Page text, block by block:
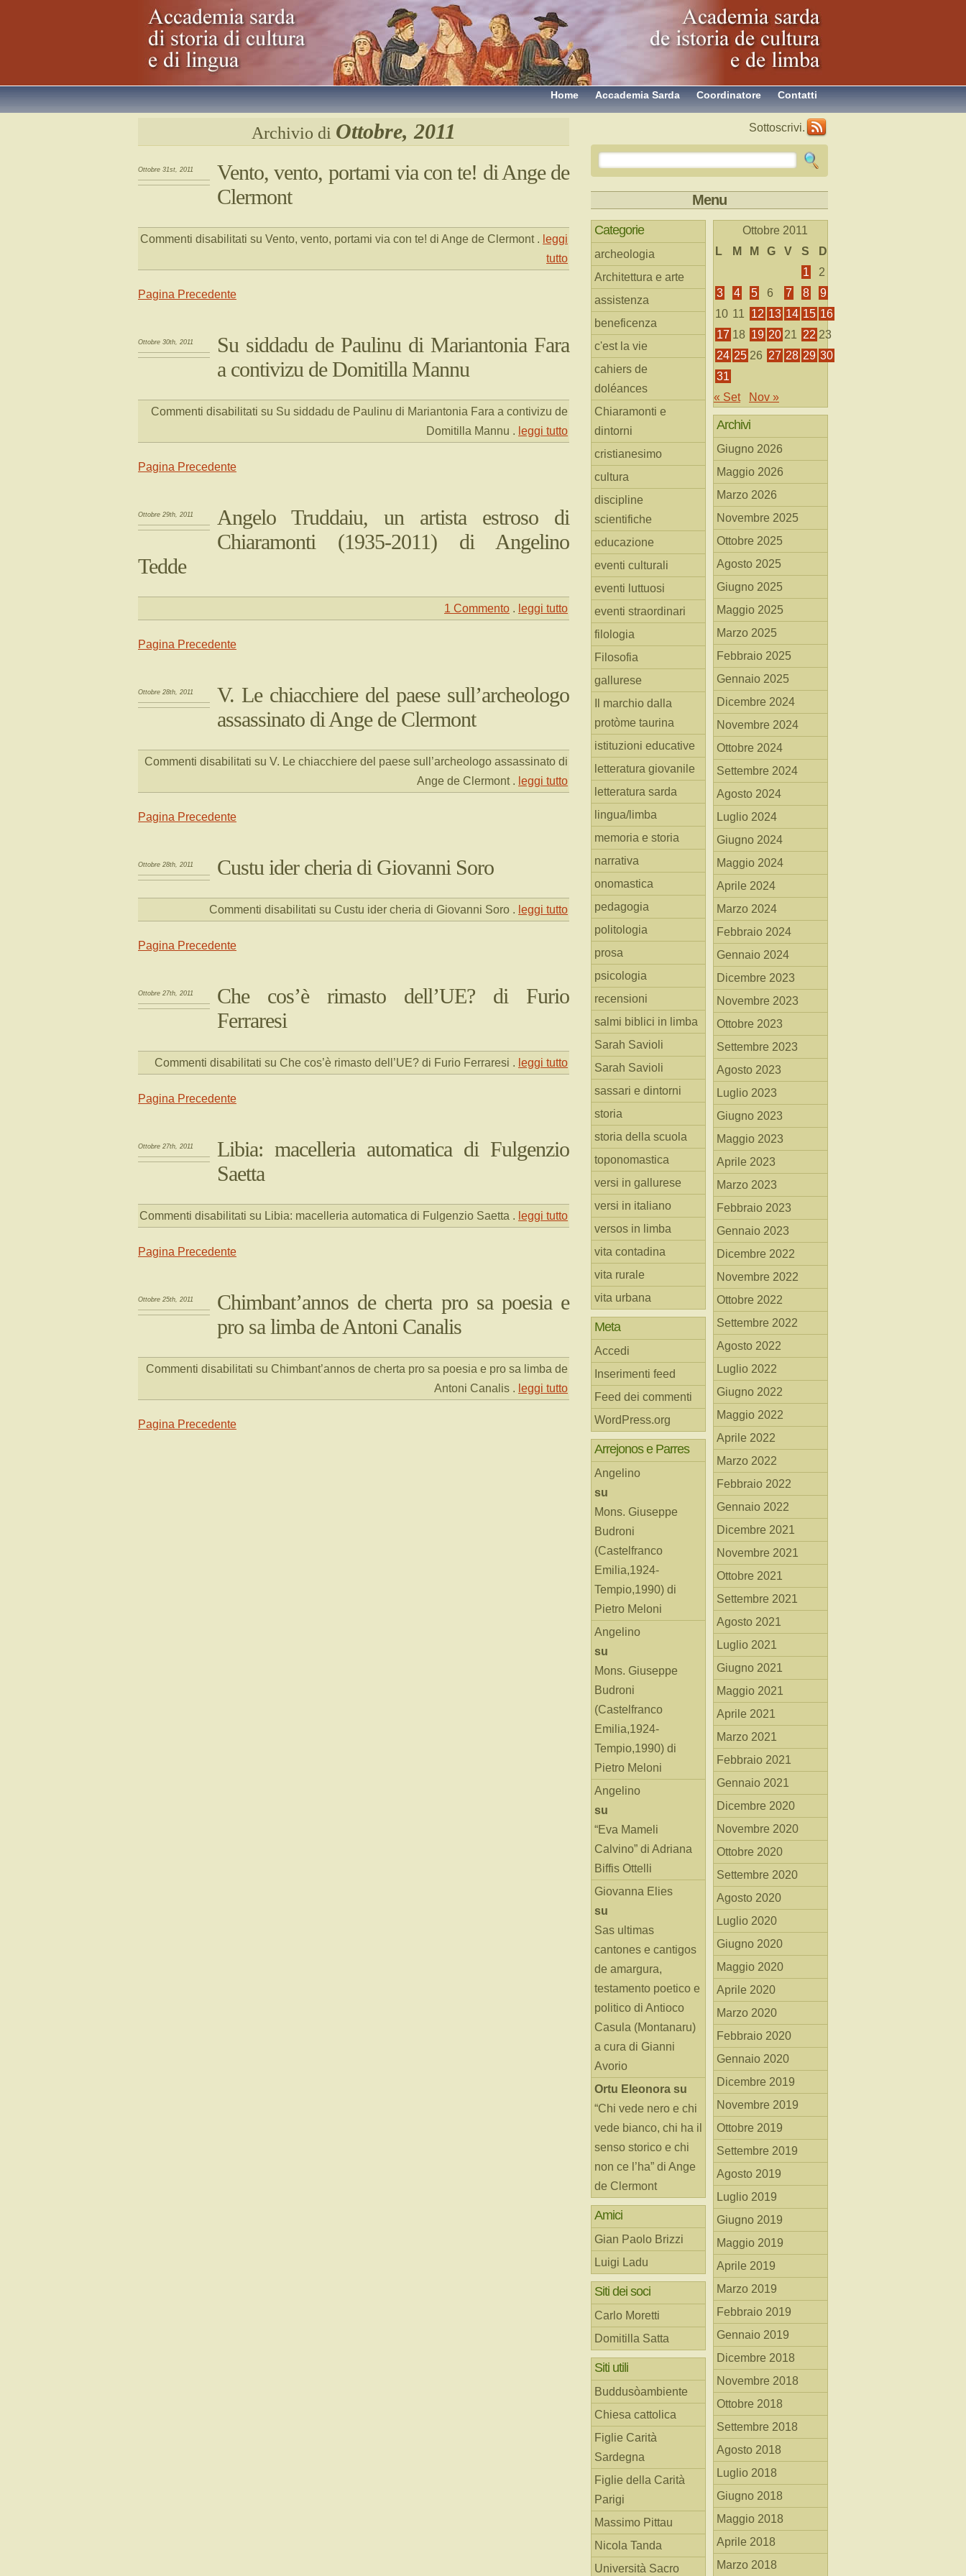
Contatti
Coordinatore
Accademia Sarda
Home
Archivio di Ottobre, 2011
Ottobre 31st, 2011
Vento, vento, portami via con te! di Ange de
Clermont
Commenti disabilitati su Vento, vento, portami via con te! di Ange de Clermont. leggi
tutto
Pagina Precedente
Ottobre 30th, 2011
Su siddadu de Paulinu di Mariantonia Fara
a contivizu de Domitilla Mannu
Commenti disabilitati su Su siddadu de Paulinu di Mariantonia Fara a contivizu de
Domitilla Mannu . leggi tutto
Pagina Precedente
Ottobre 29th, 2011
Angelo Truddaiu, un artista estroso di
Chiaramonti (1935-2011) di Angelino
Tedde
1 Commento . leggi tutto
Pagina Precedente
Ottobre 28th, 2011
V. Le chiacchiere del paese sull’archeologo
assassinato di Ange de Clermont
Commenti disabilitati su V. Le chiacchiere del paese sull’archeologo assassinato di
Ange de Clermont. leggi tutto
Pagina Precedente
Ottobre 28th, 2011 Custu ider cheria di Giovanni Soro
Commenti disabilitati su Custu ider cheria di Giovanni Soro . leggi tutto
Pagina Precedente
Ottobre 27th, 2011
Che cos’è rimasto dell’UE? di Furio
Ferraresi
Commenti disabilitati su Che cos’è rimasto dell’UE? di Furio Ferraresi . leggi tutto
Pagina Precedente
Ottobre 27th, 2011
Libia: macelleria automatica di Fulgenzio
Saetta
Commenti disabilitati su Libia: macelleria automatica di Fulgenzio Saetta . leggi tutto
Pagina Precedente
Ottobre 25th, 2011
Chimbant’annos de cherta pro sa poesia e
pro sa limba de Antoni Canalis
Commenti disabilitati su Chimbant’annos de cherta pro sa poesia e pro sa limba de
Antoni Canalis . leggi tutto
Pagina Precedente
Sottoscrivi.
Menu
Categorie
archeologia
Architettura e arte
assistenza
beneficenza
c'est la vie
cahiers de
doléances
Chiaramonti e
dintorni
cristianesimo
cultura
discipline
scientifiche
educazione
eventi culturali
eventi luttuosi
eventi straordinari
filologia
Filosofia
gallurese
Il marchio dalla
protòme taurina
istituzioni educative
letteratura giovanile
letteratura sarda
lingua/limba
memoria e storia
narrativa
onomastica
pedagogia
politologia
prosa
psicologia
recensioni
salmi biblici in limba
Sarah Savioli
Sarah Savioli
sassari e dintorni
storia
storia della scuola
toponomastica
versi in gallurese
versi in italiano
versos in limba
vita contadina
vita rurale
vita urbana
Meta
Accedi
Inserimenti feed
Feed dei commenti
WordPress.org
Arrejonos e Parres
Angelino
su
Mons. Giuseppe
Budroni
(Castelfranco
Emilia,1924-
Tempio,1990) di
Pietro Meloni
Angelino
su
Mons. Giuseppe
Budroni
(Castelfranco
Emilia,1924-
Tempio,1990) di
Pietro Meloni
Angelino
su
“Eva Mameli
Calvino” di Adriana
Biffis Ottelli
Giovanna Elies
su
Sas ultimas
cantones e cantigos
de amargura,
testamento poetico e
politico di Antioco
Casula (Montanaru)
a cura di Gianni
Avorio
Ortu Eleonora su
“Chi vede nero e chi
vede bianco, chi ha il
senso storico e chi
non ce l’ha” di Ange
de Clermont
Amici
Gian Paolo Brizzi
Luigi Ladu
Siti dei soci
Carlo Moretti
Domitilla Satta
Siti utili
Buddusòambiente
Chiesa cattolica
Figlie Carità
Sardegna
Figlie della Carità
Parigi
Massimo Pittau
Nicola Tanda
Università Sacro
Ottobre 2011
L
M M G V S
D
1
2
3
4 5 6 7 8
9
10 11 12 13 14 15 16
17 18 19 20 21 22 23
24 25 26 27 28 29 30
31
« Set
Nov »
Archivi
Giugno 2026
Maggio 2026
Marzo 2026
Novembre 2025
Ottobre 2025
Agosto 2025
Giugno 2025
Maggio 2025
Marzo 2025
Febbraio 2025
Gennaio 2025
Dicembre 2024
Novembre 2024
Ottobre 2024
Settembre 2024
Agosto 2024
Luglio 2024
Giugno 2024
Maggio 2024
Aprile 2024
Marzo 2024
Febbraio 2024
Gennaio 2024
Dicembre 2023
Novembre 2023
Ottobre 2023
Settembre 2023
Agosto 2023
Luglio 2023
Giugno 2023
Maggio 2023
Aprile 2023
Marzo 2023
Febbraio 2023
Gennaio 2023
Dicembre 2022
Novembre 2022
Ottobre 2022
Settembre 2022
Agosto 2022
Luglio 2022
Giugno 2022
Maggio 2022
Aprile 2022
Marzo 2022
Febbraio 2022
Gennaio 2022
Dicembre 2021
Novembre 2021
Ottobre 2021
Settembre 2021
Agosto 2021
Luglio 2021
Giugno 2021
Maggio 2021
Aprile 2021
Marzo 2021
Febbraio 2021
Gennaio 2021
Dicembre 2020
Novembre 2020
Ottobre 2020
Settembre 2020
Agosto 2020
Luglio 2020
Giugno 2020
Maggio 2020
Aprile 2020
Marzo 2020
Febbraio 2020
Gennaio 2020
Dicembre 2019
Novembre 2019
Ottobre 2019
Settembre 2019
Agosto 2019
Luglio 2019
Giugno 2019
Maggio 2019
Aprile 2019
Marzo 2019
Febbraio 2019
Gennaio 2019
Dicembre 2018
Novembre 2018
Ottobre 2018
Settembre 2018
Agosto 2018
Luglio 2018
Giugno 2018
Maggio 2018
Aprile 2018
Marzo 2018